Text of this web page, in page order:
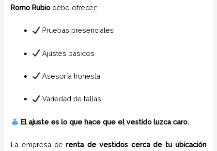
Romo Rubio debe ofrecer:
Pruebas presenciales
Ajustes básicos
Asesoría honesta
Variedad de tallas
El ajuste es lo que hace que el vestido luzca caro.
La empresa derenta de vestidos cerca de tu ubicación